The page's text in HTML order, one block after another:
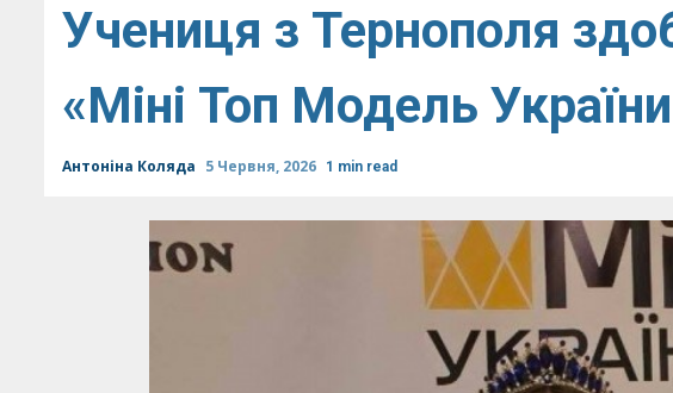
Учениця з Тернополя
«Міні Топ Модель
Антоніна Коляда 5 Червня, 2026 1 min read